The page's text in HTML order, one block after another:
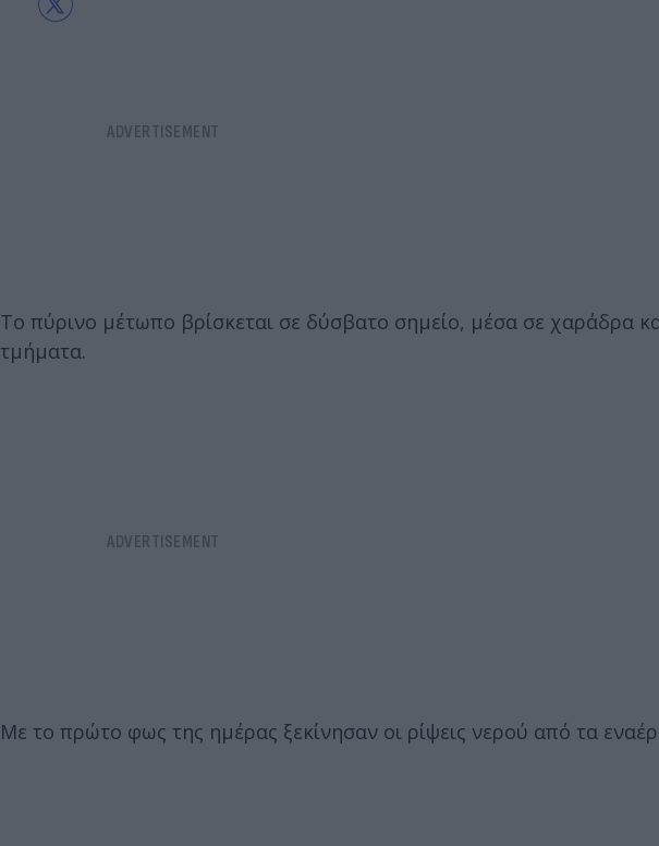
Το πύρινο μέτωπο βρίσκεται σε δύσβατο σημείο, μέσα σε χαράδρα
τμήματα.
Με το πρώτο φως της ημέρας ξεκίνησαν οι ρίψεις νερού από τα